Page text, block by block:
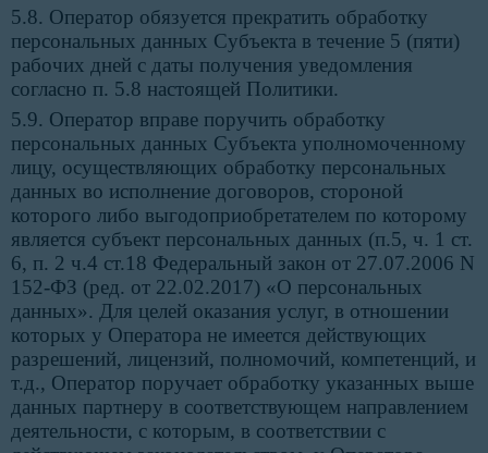
5.8. Оператор обязуется прекратить обработку
персональных данных Субъекта в течение 5 (пяти)
рабочих дней с даты получения уведомления
согласно п. 5.8 настоящей Политики.
5.9. Оператор вправе поручить обработку
персональных данных Субъекта уполномоченному
лицу, осуществляющих обработку персональных
данных во исполнение договоров, стороной
которого либо выгодоприобретателем по которому
является субъект персональных данных (п.5, ч. 1 ст.
6, п. 2 ч.4 ст.18 Федеральный закон от 27.07.2006 N
152-ФЗ (ред. от 22.02.2017) «О персональных
данных». Для целей оказания услуг, в отношении
которых у Оператора не имеется действующих
разрешений, лицензий, полномочий, компетенций, и
т.д., Оператор поручает обработку указанных выше
данных партнеру в соответствующем направлением
деятельности, с которым, в соответствии с